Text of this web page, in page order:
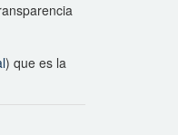
) que es la